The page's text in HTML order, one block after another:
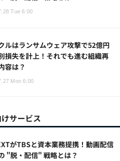
Tue 6:00
ルはランサムウェア攻撃で52億円
損失を計上！それでも進む組織再
容は？
Mon 6:00
サービス
がTBSと資本業務提携！動画配信
"脱・配信" 戦略とは？